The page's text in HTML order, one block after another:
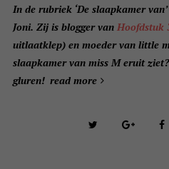
In de rubriek ‘De slaapkamer
Joni. Zij is blogger van Hoofdstuk
uitlaatklep) en moeder van little
slaapkamer van miss M eruit
gluren! read more